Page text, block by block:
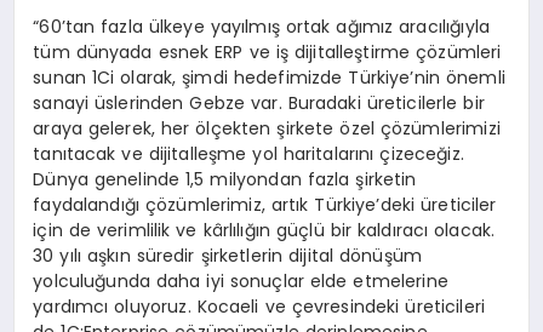
“60’tan fazla ülkeye yayılmış ortak ağımız aracılığıyla
tüm dünyada esnek ERP ve iş dijitalleştirme çözümleri
sunan 1Ci olarak, şimdi hedefimizde Türkiye’nin önemli
sanayi üslerinden Gebze var. Buradaki üreticilerle bir
araya gelerek, her ölçekten şirkete özel çözümlerimizi
tanıtacak ve dijitalleşme yol haritalarını çizeceğiz.
Dünya genelinde 1,5 milyondan fazla şirketin
faydalandığı çözümlerimiz, artık Türkiye’deki üreticiler
için de verimlilik ve kârlılığın güçlü bir kaldıracı olacak.
30 yılı aşkın süredir şirketlerin dijital dönüşüm
yolculuğunda daha iyi sonuçlar elde etmelerine
yardımcı oluyoruz. Kocaeli ve çevresindeki üreticileri